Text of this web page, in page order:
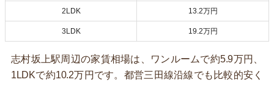
2LDK 13.2万円
3LDK 19.2万円
志村坂上駅周辺の家賃相場は、ワンルームで約5.9万円、
1LDKで約10.2万円です。都営三田線沿線でも比較的安く